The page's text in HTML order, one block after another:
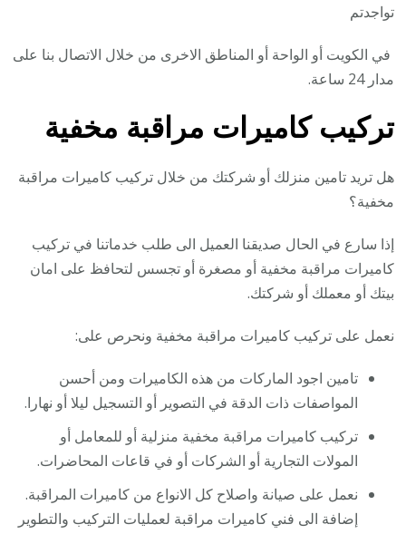
تواجدتم
في الكويت أو الواحة أو المناطق الاخرى من خلال الاتصال بنا على
مدار 24 ساعة.
تركيب كاميرات مراقبة مخفية
هل تريد تامين منزلك أو شركتك من خلال تركيب كاميرات مراقبة
مخفية؟
إذا سارع في الحال صديقنا العميل الى طلب خدماتنا في تركيب
كاميرات مراقبة مخفية أو مصغرة أو تجسس لتحافظ على امان
بيتك أو معملك أو شركتك.
نعمل على تركيب كاميرات مراقبة مخفية ونحرص على:
تامين اجود الماركات من هذه الكاميرات ومن أحسن
المواصفات ذات الدقة في التصوير أو التسجيل ليلا أو نهارا.
تركيب كاميرات مراقبة مخفية منزلية أو للمعامل أو
المولات التجارية أو الشركات أو في قاعات المحاضرات.
نعمل على صيانة واصلاح كل الانواع من كاميرات المراقبة.
إضافة الى فني كاميرات مراقبة لعمليات التركيب والتطوير